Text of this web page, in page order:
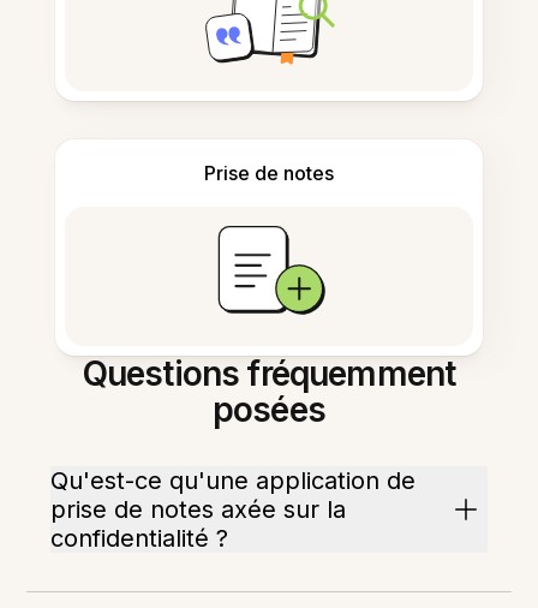
Prise de notes
Questions fréquemment
posées
Qu'est-ce qu'une application de
prise de notes axée sur la
confidentialité ?